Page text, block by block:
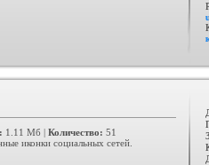
1.11 Мб | Количество: 51
иконки социальных сетей.